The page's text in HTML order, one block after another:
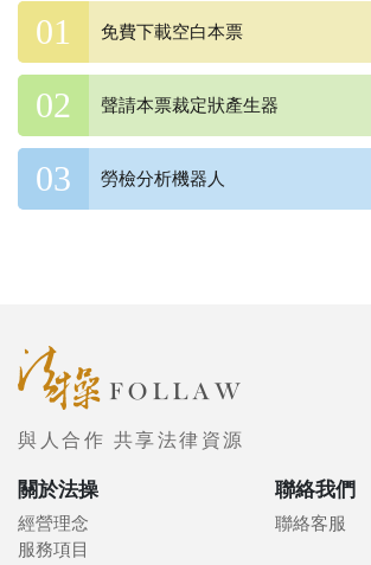
免費下載空白本票
聲請本票裁定狀產生器
勞檢分析機器人
與人合作 共享法律資源
關於法操
經營理念
服務項目
聯絡我們
聯絡客服